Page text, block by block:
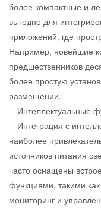
более компактные и
выгодно для
приложений, где
Например, новейшие
предшественников
более простую
размещении.
Интеллектуальные
Интеграция с
наиболее
источников питания
часто оснащены
функциями, такими
мониторинг и